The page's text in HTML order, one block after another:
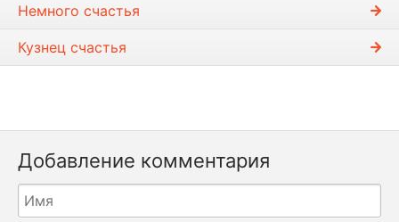
Немного счастья
Кузнец счастья
Добавление комментария